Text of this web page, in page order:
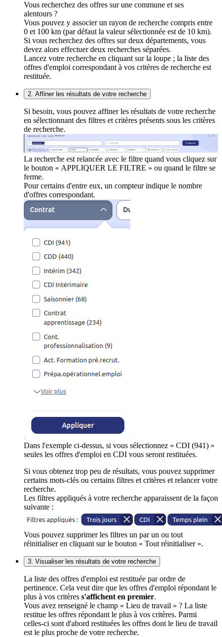
Vous recherchez des offres sur une commune et ses
alentours ?
Vous pouvez y associer un rayon de recherche compris entre
0 et 100 km (par défaut la valeur sélectionnée est de 10 km).
Si vous recherchez des offres sur deux départements, vous
devez alors effectuer deux recherches séparées.
Lancez votre recherche en cliquant sur la loupe ; la liste des
offres d'emploi correspondant à vos critères de recherche est
restituée.
2. Affiner les résultats de votre recherche
Si besoin, vous pouvez affiner les résultats de votre recherche
en sélectionnant des filtres et critères présents sous les critères
de recherche.
La recherche est relancée avec le filtre quand vous cliquez sur
le bouton « APPLIQUER LE FILTRE » ou quand le filtre se
ferme.
Pour certains d'entre eux, un compteur indique le nombre
d'offres correspondant.
Dans l'exemple ci-dessus, si vous sélectionnez « CDI (941) »
seules les offres d'emploi en CDI vous seront restituées.
Si vous obtenez trop peu de résultats, vous pouvez supprimer
certains mots-clés ou certains filtres et critères et relancer votre
recherche.
Les filtres appliqués à votre recherche apparaissent de la façon
suivante :
Vous pouvez supprimer les filtres un par un ou tout
réinitialiser en cliquant sur le bouton « Tout réinitialiser ».
3. Visualiser les résultats de votre recherche
La liste des offres d'emploi est restituée par ordre de
pertinence. Cela veut dire que les offres d'emploi répondant le
plus à vos critères s'affichent en premier.
Vous avez renseigné le champ « Lieu de travail » ? La liste
restitue les offres répondant le plus à vos critères. Parmi
celles-ci sont d'abord restituées les offres dont le lieu de travail
est le plus proche de votre recherche.